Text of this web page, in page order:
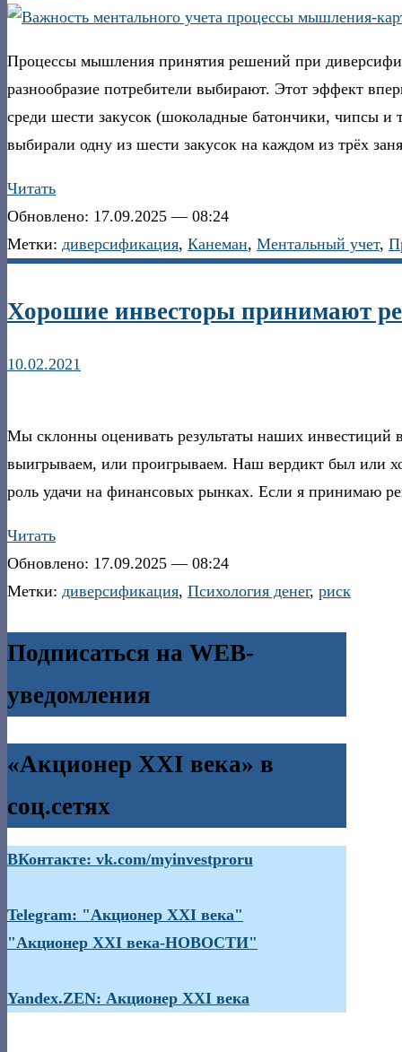
Процессы мышления принятия решений при
разнообразие потребители выбирают. Этот эффект
среди шести закусок (шоколадные батончики, чипсы и
выбирали одну из шести закусок на каждом из трёх
Читать
Обновлено: 17.09.2025 — 08:24
Метки: диверсификация, Канеман, Ментальный учет,
Хорошие инвесторы принимают
10.02.2021
Мы склонны оценивать результаты наших
выигрываем, или проигрываем. Наш вердикт был или
роль удачи на финансовых рынках. Если я принимаю
Читать
Обновлено: 17.09.2025 — 08:24
Метки: диверсификация, Психология денег, риск
Подписаться на WEB-
уведомления
«Акционер XXI века» в
соц.сетях
ВКонтакте: vk.com/myinvestproru
Telegram: "Акционер XXI века"
"Акционер XXI века-НОВОСТИ"
Yandex.ZEN: Акционер XXI века